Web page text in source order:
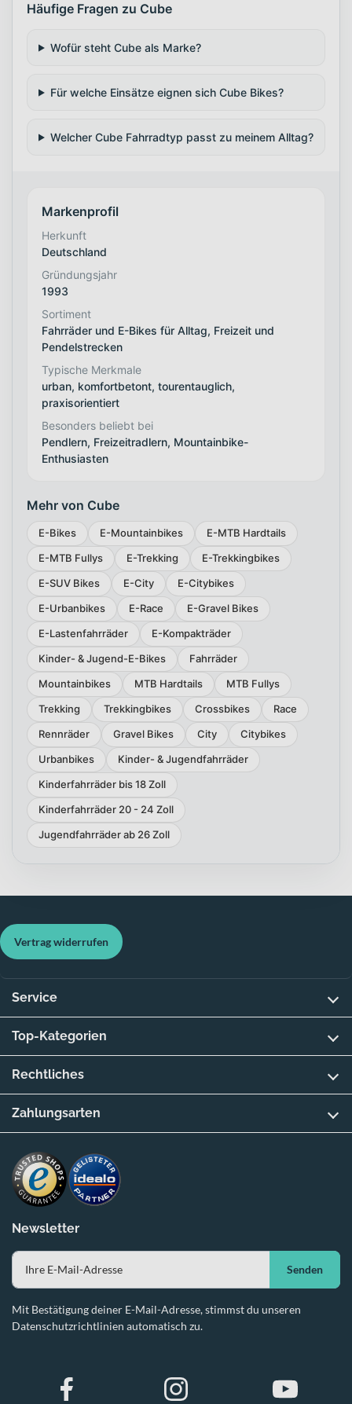
Häufige Fragen zu Cube
Wofür steht Cube als Marke?
Für welche Einsätze eignen sich Cube Bikes?
Welcher Cube Fahrradtyp passt zu meinem Alltag?
Markenprofil
Herkunft
Deutschland
Gründungsjahr
1993
Sortiment
Fahrräder und E-Bikes für Alltag, Freizeit und
Pendelstrecken
Typische Merkmale
urban, komfortbetont, tourentauglich,
praxisorientiert
Besonders beliebt bei
Pendlern, Freizeitradlern, Mountainbike-
Enthusiasten
Mehr von Cube
E-Bikes E-Mountainbikes
E-MTB Hardtails
E-MTB Fullys
E-Trekking
E-Trekkingbikes
E-SUV Bikes
E-City
E-Citybikes
E-Urbanbikes
E-Race
E-Gravel Bikes
E-Lastenfahrräder
E-Kompakträder
Kinder- & Jugend-E-Bikes
Fahrräder
Mountainbikes
MTB Hardtails
MTB Fullys
Trekking
Trekkingbikes Crossbikes
Race
Rennräder
Gravel Bikes City
Citybikes
Urbanbikes
Kinder- & Jugendfahrräder
Kinderfahrräder bis 18 Zoll
Kinderfahrräder 20 - 24 Zoll
Jugendfahrräder ab 26 Zoll
Newsletter
Senden
Mit Bestätigung deiner E-Mail-Adresse, stimmst du unseren
Datenschutzrichtlinien automatisch zu.
Vertrag widerrufen
Service
Top-Kategorien
Rechtliches
Zahlungsarten